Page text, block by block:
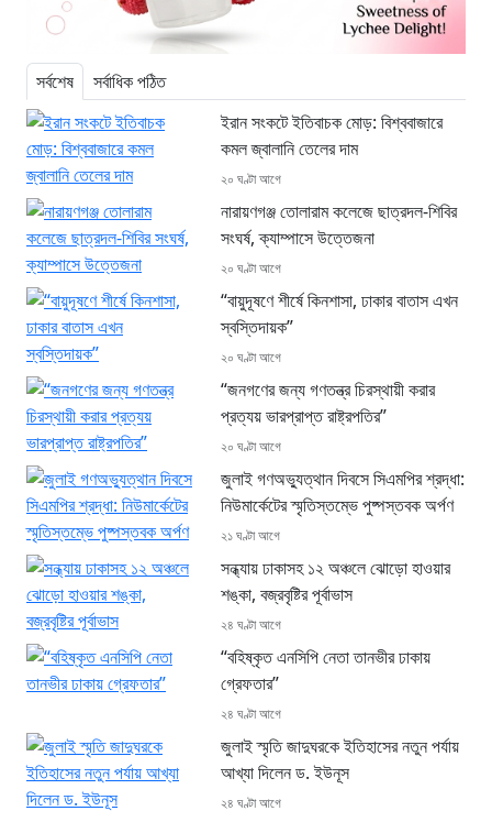
সর্বশেষ
সর্বাধিক পঠিত
ইরান সংকটে ইতিবাচক মোড়: বিশ্ববাজারে
কমল জ্বালানি তেলের দাম
২০ ঘণ্টা আগে
নারায়ণগঞ্জ তোলারাম কলেজে ছাত্রদল-শিবির
সংঘর্ষ, ক্যাম্পাসে উত্তেজনা
২০ ঘণ্টা আগে
“বায়ুদূষণে শীর্ষে কিনশাসা, ঢাকার বাতাস এখন
স্বস্তিদায়ক”
২০ ঘণ্টা আগে
“জনগণের জন্য গণতন্ত্র চিরস্থায়ী করার
প্রত্যয় ভারপ্রাপ্ত রাষ্ট্রপতির”
২০ ঘণ্টা আগে
জুলাই গণঅভ্যুত্থান দিবসে সিএমপির শ্রদ্ধা:
নিউমার্কেটের স্মৃতিস্তম্ভে পুষ্পস্তবক অর্পণ
২১ ঘণ্টা আগে
সন্ধ্যায় ঢাকাসহ ১২ অঞ্চলে ঝোড়ো হাওয়ার
শঙ্কা, বজ্রবৃষ্টির পূর্বাভাস
২৪ ঘণ্টা আগে
“বহিষ্কৃত এনসিপি নেতা তানভীর ঢাকায়
গ্রেফতার”
২৪ ঘণ্টা আগে
জুলাই স্মৃতি জাদুঘরকে ইতিহাসের নতুন পর্যায়
আখ্যা দিলেন ড. ইউনূস
২৪ ঘণ্টা আগে